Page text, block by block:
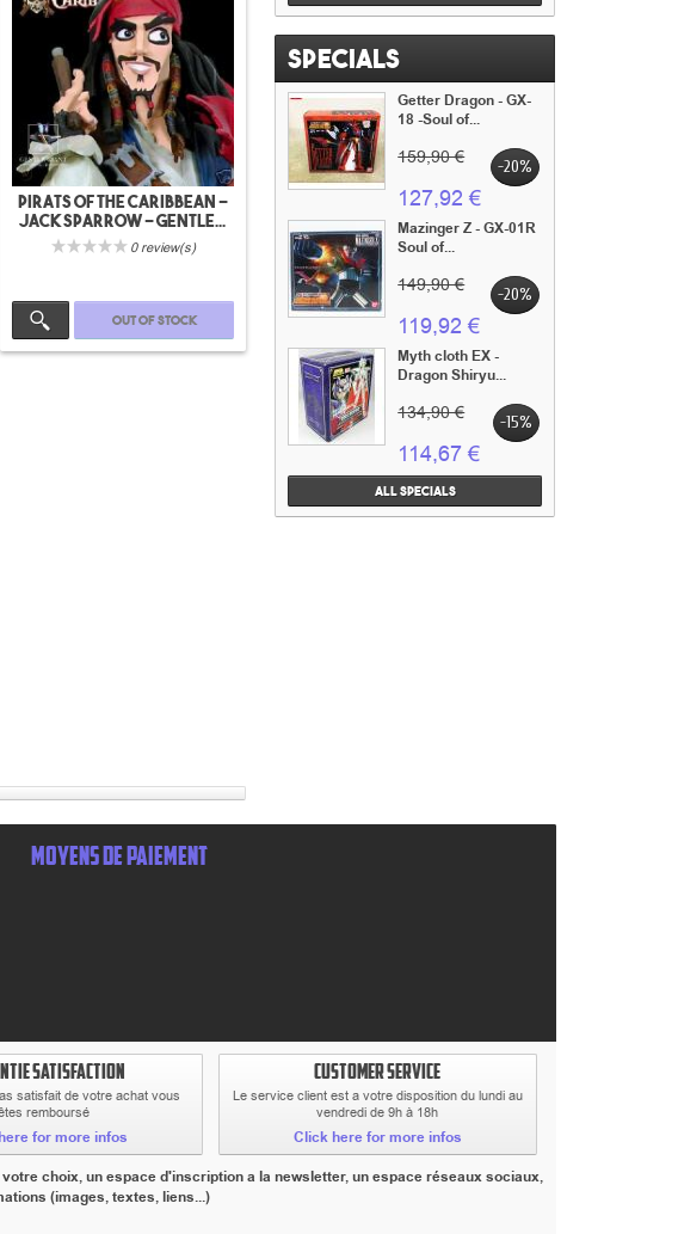
Pirats of the caribbean -
Jack Sparrow - Gentle...
0 review(s)
Out of stock
Specials
Getter Dragon - GX-
18 -Soul of...
159,90 € -20%
127,92 €
Mazinger Z - GX-01R
Soul of...
149,90 € -20%
119,92 €
Myth cloth EX -
Dragon Shiryu...
134,90 € -15%
114,67 €
All specials
MOYENS DE PAIEMENT
SATISFACTION
satisfait de votre achat vous
remboursé
for more infos
CUSTOMER SERVICE
Le service client est a votre disposition du lundi au
vendredi de 9h à 18h
Click here for more infos
choix, un espace d'inscription a la newsletter, un espace réseaux sociaux,
(images, textes, liens...)